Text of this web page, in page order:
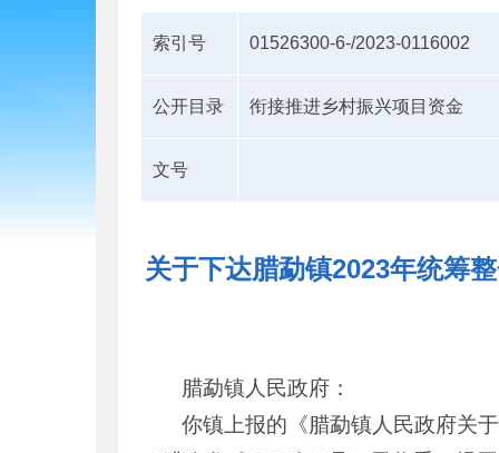
索引号 01526300-6-/2023-0116002
公开目录 衔接推进乡村振兴项目资金
文号
关于下达腊勐镇2023年统筹
腊勐镇人民政府：
你镇上报的《腊勐镇人民政府关